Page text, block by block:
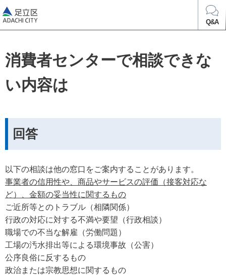
Q&A
消費者センターで相談できな
い内容は
回答
以下の相談は他の窓口をご案内することがあります。
事業者の信用性や、商品やサービスの評価（接客対応な
ど）、金額の妥当性に関するもの
ご近所等とのトラブル（相隣関係）
行政の対応に対する不満や要望（行政相談）
職場での不当な解雇（労働問題）
工場の汚水排出等による環境事故（公害）
公序良俗に反するもの
政治または宗教思想に関するもの